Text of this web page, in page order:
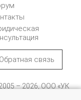
Обратная связь
– 2026, ООО «УК